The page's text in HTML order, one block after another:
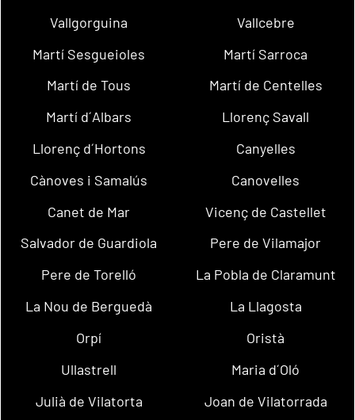
Vallgorguina
Vallcebre
Martí Sesgueioles
Martí Sarroca
Martí de Tous
Martí de Centelles
Martí d´Albars
Llorenç Savall
Llorenç d´Hortons
Canyelles
Cànoves i Samalús
Canovelles
Canet de Mar
Vicenç de Castellet
Salvador de Guardiola
Pere de Vilamajor
Pere de Torelló
La Pobla de Claramunt
La Nou de Berguedà
La Llagosta
Orpí
Oristà
Ullastrell
Maria d´Oló
Julià de Vilatorta
Joan de Vilatorrada